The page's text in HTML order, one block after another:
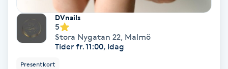
PRP (Platelet Rich Plasma)
DVnails
5
Stora Nygatan 22, Malmö
Tider fr. 11:00, Idag
Presentkort